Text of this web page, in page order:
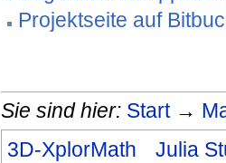
Projektseite auf
Sie sind hier: Start→
3D-XplorMath
Julia